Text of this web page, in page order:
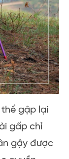
gập lại
gấp chỉ
gậy được